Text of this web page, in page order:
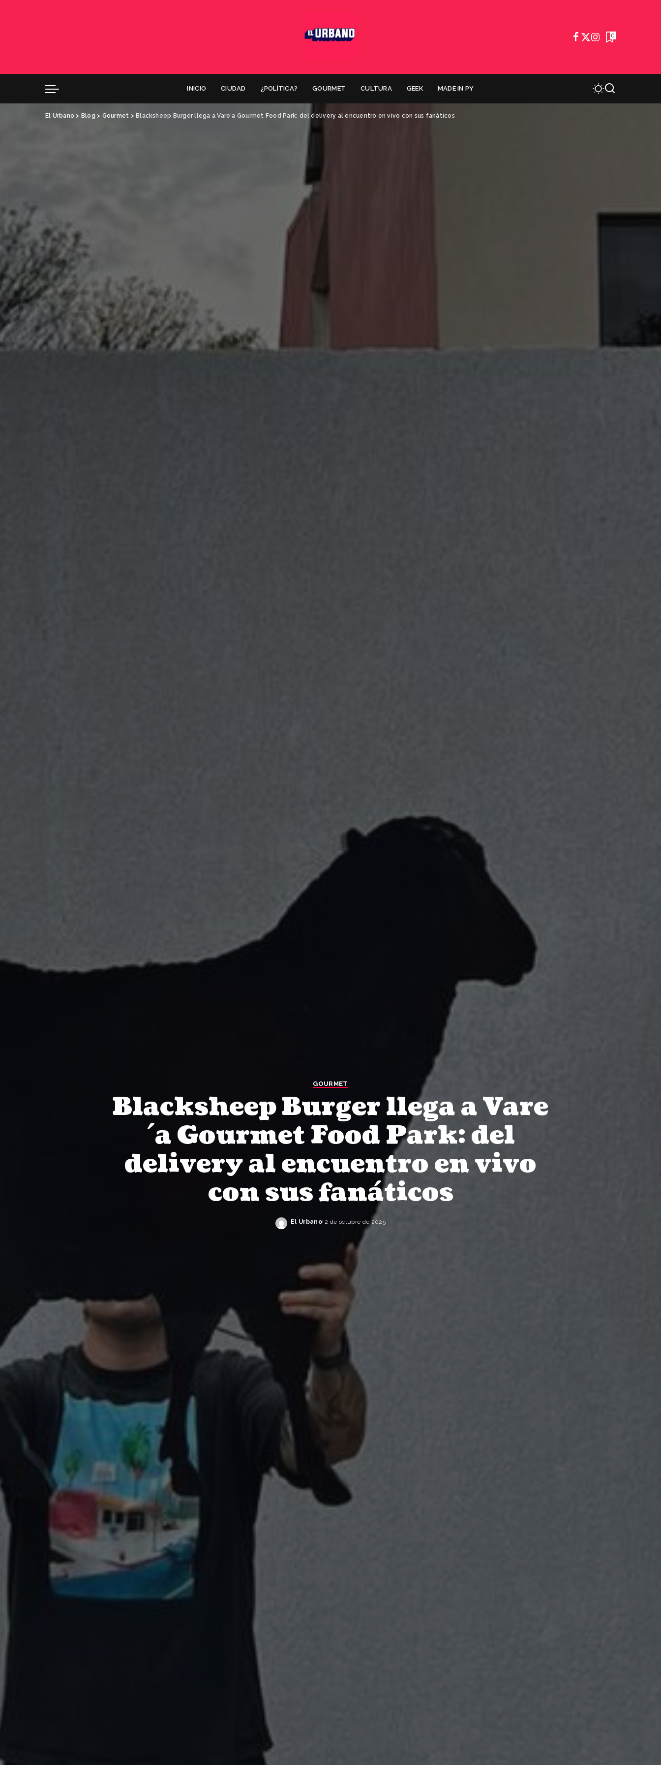
0
INICIO CIUDAD ¿POLÍTICA? GOURMET CULTURA GEEK MADE IN PY
El Urbano > Blog > Gourmet > Blacksheep Burger llega a Vare´a Gourmet Food Park: del delivery al encuentro en vivo con sus fanáticos
GOURMET
Blacksheep Burger llega a Vare
´a Gourmet Food Park: del
delivery al encuentro en vivo
con sus fanáticos
Posted
El Urbano 2 de octubre de 2025